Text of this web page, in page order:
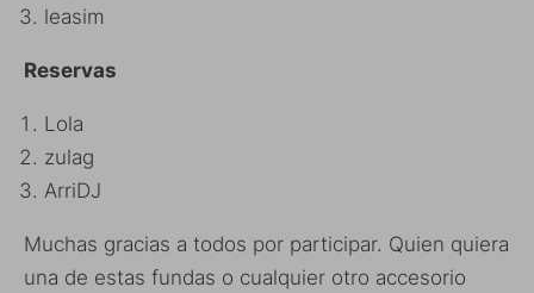
leasim
Reservas
Lola
zulag
ArriDJ
Muchas gracias a todos por participar. Quien quiera
una de estas fundas o cualquier otro accesorio